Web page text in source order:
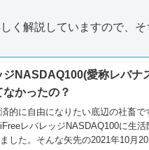
く解説していますので、そ
NASDAQ100(愛称レバナ
かったの？
的に自由になりたい底辺の社畜
レバレッジNASDAQ100に生
した。そんな矢先の2021年10月